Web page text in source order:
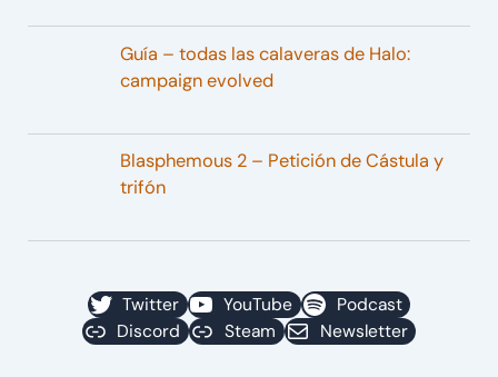
Guía – todas las calaveras de Halo:
campaign evolved
Blasphemous 2 – Petición de Cástula y
trifón
Twitter YouTube
Podcast
Discord
Steam Newsletter